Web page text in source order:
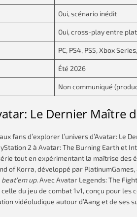
Oui, scénario inédit
Oui, cross-play entre
PC, PS4, PS5, Xbox
Été 2026
Non communiqué
Le Dernier Maître
fans d’explorer l’univers d’Avatar: Le
2 à Avatar: The Burning Earth et
tout en expérimentant la maîtrise des
of Korra, développé par
beat’em up. Avec Avatar Legends: The
du jeu de combat 1v1, conçu pour les
vidéoludique autour d’Aang et de ses